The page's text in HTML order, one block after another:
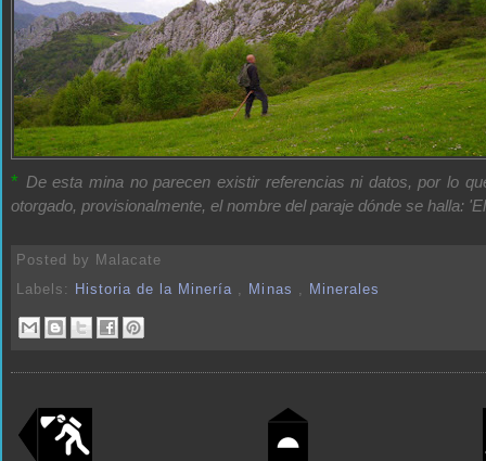
* De esta mina no parecen existir referencias ni datos, por lo
otorgado, provisionalmente, el nombre del paraje dónde se halla:
Posted by Malacate
Labels:
Historia de la Minería , Minas , Minerales